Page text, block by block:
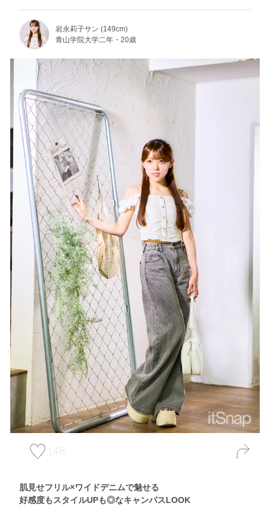
岩永莉子サン (149cm)
青山学院大学二年・20歳
148
肌見せフリル×ワイドデニムで魅せる
好感度もスタイルUPも◎なキャンパスLOOK